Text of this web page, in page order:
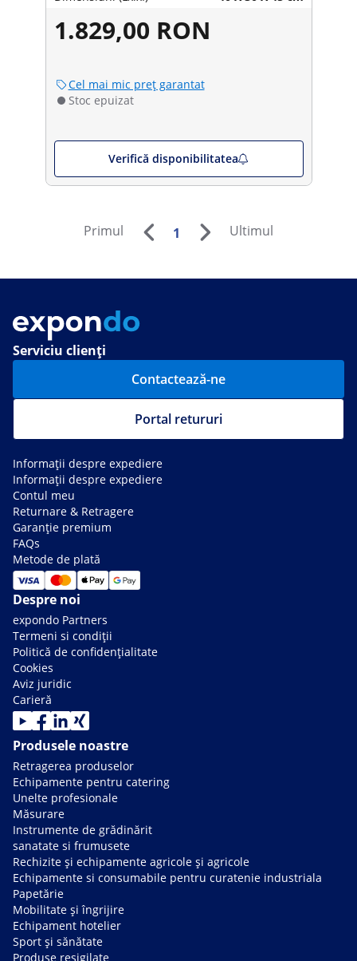
1.829,00 RON
Cel mai mic preț garantat
Stoc epuizat
Verifică disponibilitatea
Primul 1 Ultimul
Serviciu clienți
Contactează-ne
Portal retururi
Informații despre expediere
Informații despre expediere
Contul meu
Returnare & Retragere
Garanție premium
FAQs
Metode de plată
Despre noi
expondo Partners
Termeni si condiții
Politică de confidențialitate
Cookies
Aviz juridic
Carieră
Produsele noastre
Retragerea produselor
Echipamente pentru catering
Unelte profesionale
Măsurare
Instrumente de grădinărit
sanatate si frumusete
Rechizite și echipamente agricole și agricole
Echipamente si consumabile pentru curatenie industriala
Papetărie
Mobilitate și îngrijire
Echipament hotelier
Sport și sănătate
Produse resigilate